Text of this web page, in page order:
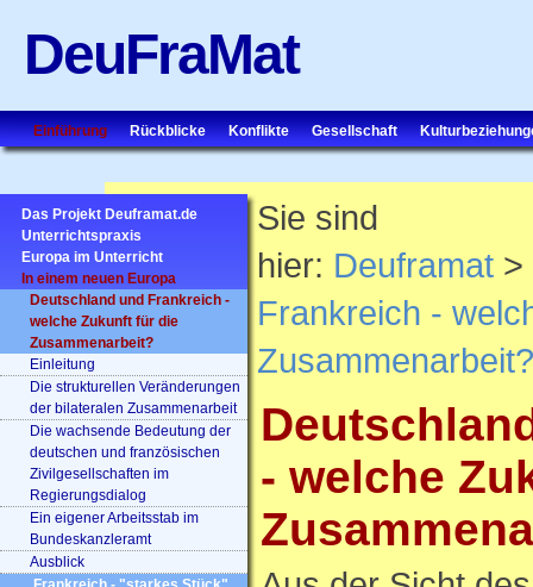
DeuFraMat
Einführung Rückblicke Konflikte Gesellschaft
Das Projekt Deuframat.de
Unterrichtspraxis
Europa im Unterricht
In einem neuen Europa
Deutschland und Frankreich -
welche Zukunft für die
Zusammenarbeit?
Einleitung
Die strukturellen Veränderungen
der bilateralen Zusammenarbeit
Die wachsende Bedeutung der
deutschen und französischen
Zivilgesellschaften im
Regierungsdialog
Ein eigener Arbeitsstab im
Bundeskanzleramt
Ausblick
Sie sind
hier: Deuframat>
Frankreich -
Zusammenarbeit?
- welche